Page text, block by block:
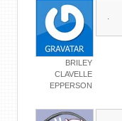
BRILEY
CLAVELLE
EPPERSON
.